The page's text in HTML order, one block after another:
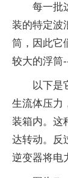
每一批
装的特定波
筒，因此它
较大的浮筒
以下是
生流体压力
装箱内。这
达转动。反
逆变器将电